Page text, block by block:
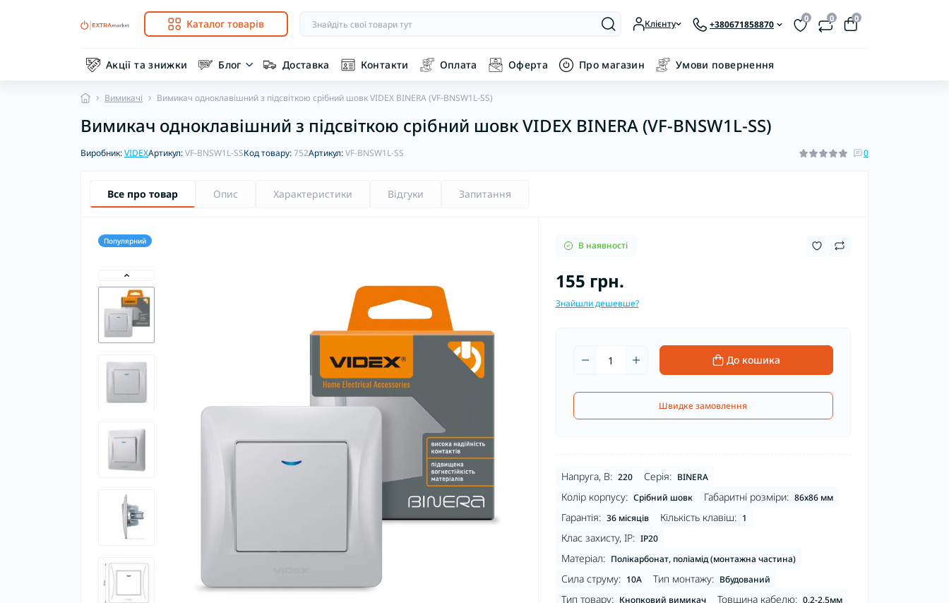
Каталог товарів Клієнту +380671858870
0 0 0
Акції та знижки Блог Доставка Контакти Оплата Оферта Про магазин Умови повернення
Вимикачі Вимикач одноклавішний з підсвіткою срібний шовк VIDEX BINERA (VF-BNSW1L-SS)
Вимикач одноклавішний з підсвіткою срібний шовк VIDEX BINERA (VF-BNSW1L-SS)
Виробник:VIDEXАртикул:VF-BNSW1L-SSКод товару:752Артикул:VF-BNSW1L-SS 0
Все про товар Опис Характеристики Відгуки Запитання
Популярний В наявності
155 грн.
Знайшли дешевше?
До кошика
Швидке замовлення
Напруга, В: 220 Серія: BINERA
Колір корпусу: Срібний шовк Габаритні розміри: 86х86 мм
Гарантія: 36 місяців Кількість клавіш: 1
Клас захисту, IP: IP20
Матеріал: Полікарбонат, поліамід (монтажна частина)
Сила струму: 10А Тип монтажу: Вбудований
Тип товару: Кнопковий вимикач Товщина кабелю: 0,2-2,5мм